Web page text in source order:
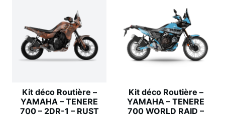
Kit déco Routière –
YAMAHA – TENERE
700 – 2DR-1 – RUST
Kit déco Routière –
YAMAHA – TENERE
700 WORLD RAID –